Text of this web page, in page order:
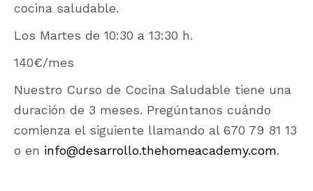
cocina saludable.
Los Martes de 10:30 a 13:30 h.
140€/mes
Nuestro Curso de Cocina Saludable tiene una
duración de 3 meses. Pregúntanos cuándo
comienza el siguiente llamando al 670 79 81 13
o en info@desarrollo.thehomeacademy.com.